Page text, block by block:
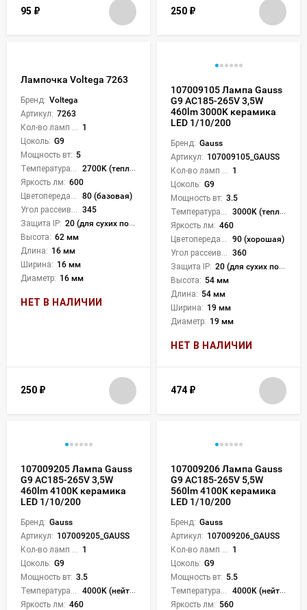
95 ₽ 250 ₽
Лампочка Voltega 7263
Бренд: Voltega
Артикул: 7263
1
Цоколь: G9
Мощность вт: 5
2700K (теплый)
Яркость лм: 600
80 (базовая)
345
Защита IP: 20 (для сухих пом.)
Высота: 62 мм
Длина: 16 мм
Ширина: 16 мм
Диаметр: 16 мм
НЕТ В НАЛИЧИИ
250 ₽
107009105 Лампа Gauss
G9 AC185-265V 3,5W
460lm 3000K керамика
LED 1/10/200
Бренд: Gauss
Артикул: 107009105_GAUSS
1
Цоколь: G9
Мощность вт: 3.5
3000K (теплый)
Яркость лм: 460
90 (хорошая)
360
Защита IP: 20 (для сухих пом.)
Высота: 54 мм
Длина: 54 мм
Ширина: 19 мм
Диаметр: 19 мм
НЕТ В НАЛИЧИИ
474 ₽
107009205 Лампа Gauss
G9 AC185-265V 3,5W
460lm 4100K керамика
LED 1/10/200
Бренд: Gauss
Артикул: 107009205_GAUSS
1
Цоколь: G9
Мощность вт: 3.5
4000K (нейтральный)
Яркость лм: 460
107009206 Лампа Gauss
G9 AC185-265V 5,5W
560lm 4100K керамика
LED 1/10/200
Бренд: Gauss
Артикул: 107009206_GAUSS
1
Цоколь: G9
Мощность вт: 5.5
4000K (нейтральный)
Яркость лм: 560